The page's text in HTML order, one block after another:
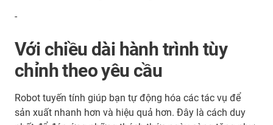
-
Với chiều dài hành trình tùy
chỉnh theo yêu cầu
Robot tuyến tính giúp bạn tự động hóa các tác vụ để
sản xuất nhanh hơn và hiệu quả hơn. Đây là cách duy